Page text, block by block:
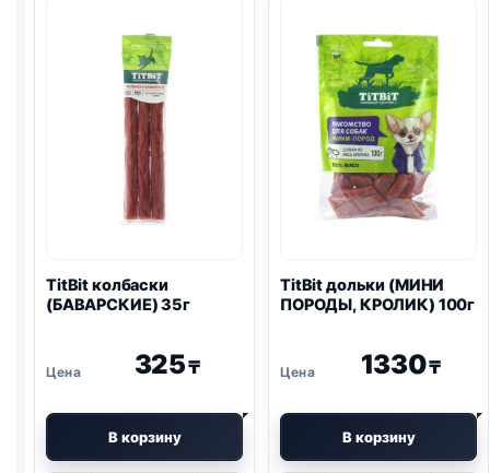
100г
TitBit колбаски
(БАВАРСКИЕ) 35г
325₸
В корзину
TitBit дольки (МИНИ
ПОРОДЫ, КРОЛИК) 100г
1330₸
В корзину